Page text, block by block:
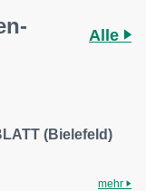
Alle
(Bielefeld)
mehr